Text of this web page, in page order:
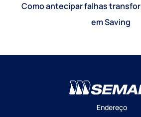
Como antecipar falhas
em Saving
Endereço